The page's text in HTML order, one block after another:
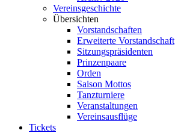
Vereinsgeschichte
Übersichten
Vorstandschaften
Erweiterte Vorstandschaft
Sitzungspräsidenten
Prinzenpaare
Orden
Saison Mottos
Tanzturniere
Veranstaltungen
Vereinsausflüge
Tickets